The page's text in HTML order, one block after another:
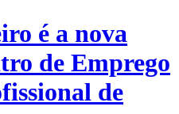
é a nova
de Emprego
de